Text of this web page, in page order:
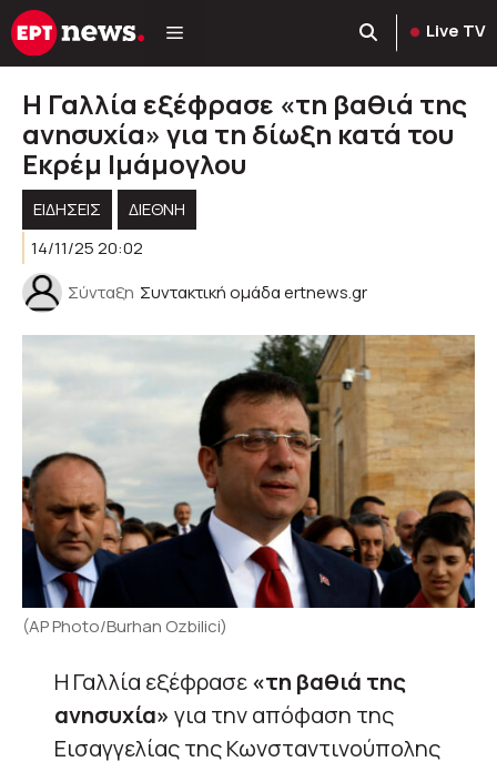
Μετάβαση
σε
Live TV
Η Γαλλία εξέφρασε «τη βαθιά της
ανησυχία» για τη δίωξη κατά του
Εκρέμ Ιμάμογλου
ΕΙΔΗΣΕΙΣ
ΔΙΕΘΝΗ
14/11/25 20:02
Σύνταξη Συντακτική ομάδα ertnews.gr
(AP Photo/Burhan Ozbilici)
Η Γαλλία εξέφρασε«τη βαθιά της
ανησυχία» για την απόφαση της
Εισαγγελίας της Κωνσταντινούπολης